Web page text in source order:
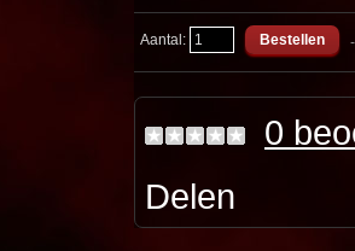
Aantal:
0
Delen